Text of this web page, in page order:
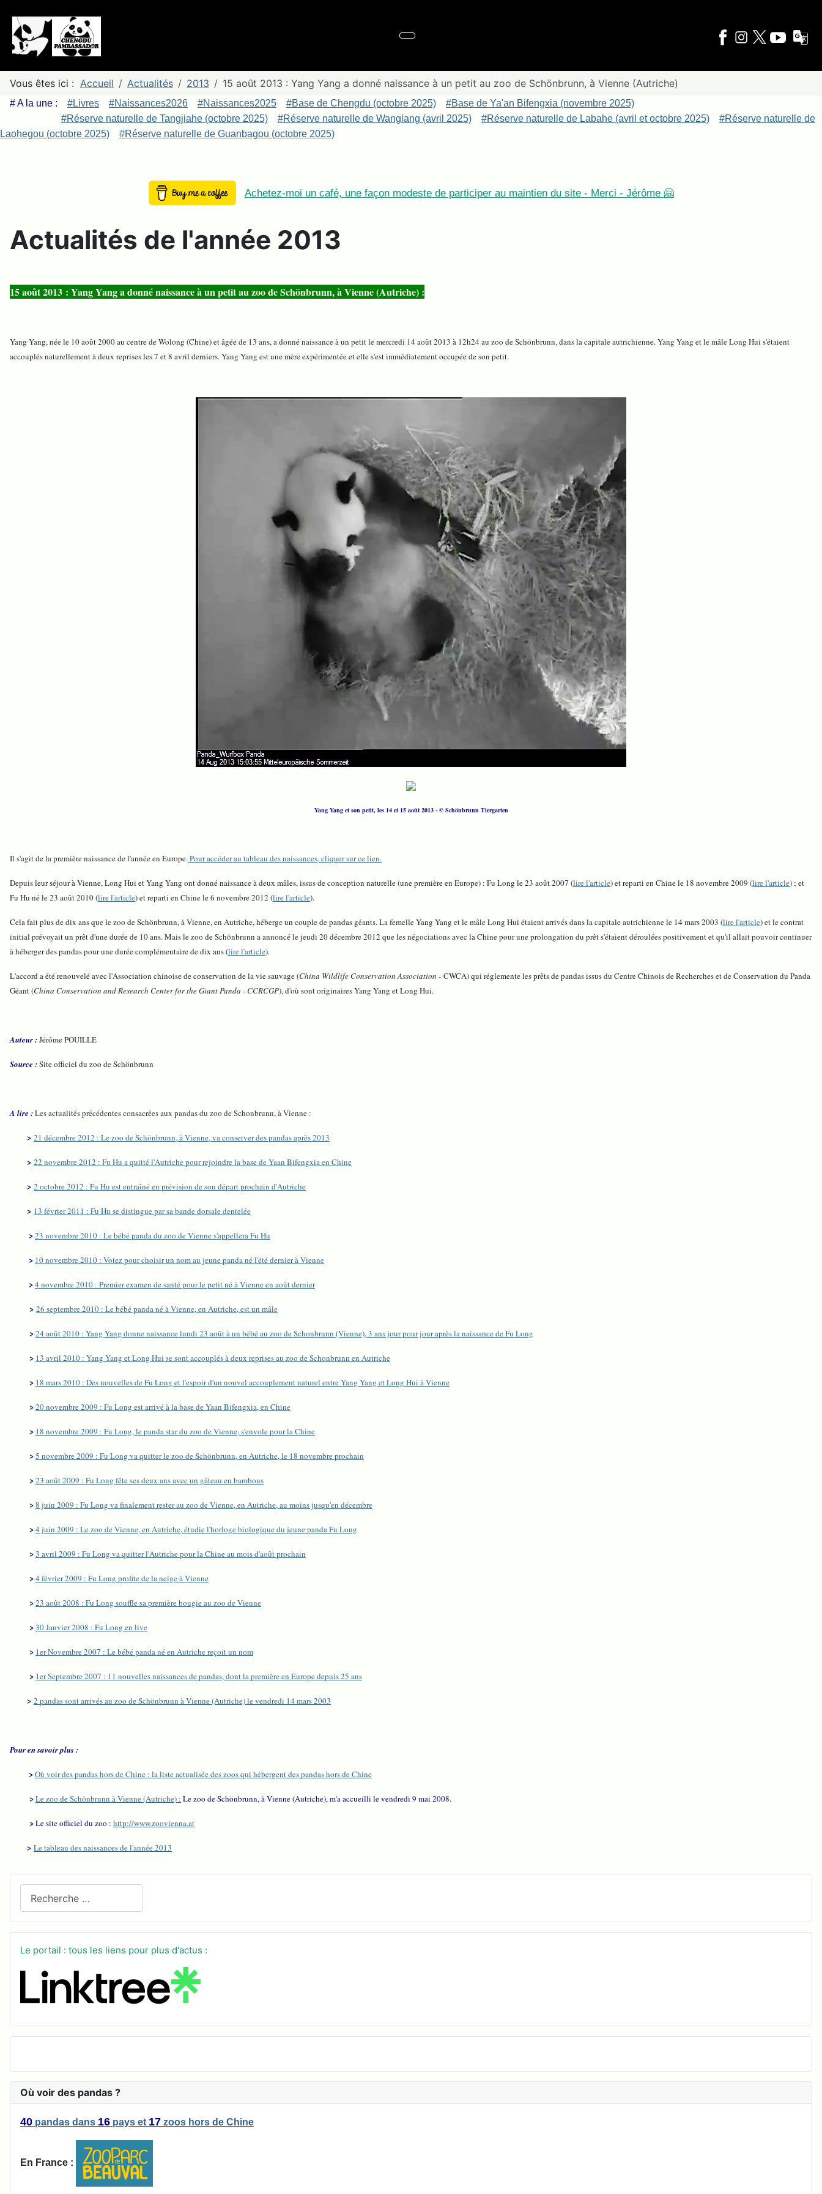
Vous êtes ici : Accueil Actualités 2013 15 août 2013 : Yang Yang a donné naissance à un petit au zoo de Schönbrunn, à Vienne (Autriche)
# A la une : #Livres #Naissances2026 #Naissances2025 #Base de Chengdu (octobre 2025)
#Base de Ya'an Bifengxia (novembre 2025)
#Réserve naturelle de Tangjiahe (octobre 2025)
#Réserve naturelle de Wanglang (avril 2025) #Réserve naturelle de Labahe (avril et octobre 2025)
#Réserve naturelle de
Laohegou (octobre 2025)
#Réserve naturelle de Guanbagou (octobre 2025)
Le portail : tous les liens pour plus d'actus :
Où voir des pandas ?
40 pandas dans 16 pays et 17 zoos hors de Chine
En France :
Achetez-moi un café, une façon modeste de participer au maintien du site - Merci - Jérôme 🤗
Actualités de l'année 2013
15 août 2013 : Yang Yang a donné naissance à un petit au zoo de Schönbrunn, à Vienne (Autriche) :
Yang Yang, née le 10 août 2000 au centre de Wolong (Chine) et âgée de 13 ans, a donné naissance à un petit le mercredi 14 août 2013 à 12h24 au zoo de Schönbrunn, dans la capitale autrichienne. Yang Yang et le mâle Long Hui s'étaient
accouplés naturellement à deux reprises les 7 et 8 avril derniers. Yang Yang est une mère expérimentée et elle s'est immédiatement occupée de son petit.
Yang Yang et son petit, les 14 et 15 août 2013 - © Schönbrunn Tiergarten
Il s'agit de la première naissance de l'année en Europe.Pour accéder au tableau des naissances, cliquer sur ce lien.
Depuis leur séjour à Vienne, Long Hui et Yang Yang ont donné naissance à deux mâles, issus de conception naturelle (une première en Europe) : Fu Long le 23 août 2007 (lire l'article) et reparti en Chine le 18 novembre 2009 (lire l'article) ; et
Fu Hu né le 23 août 2010 (lire l'article) et reparti en Chine le 6 novembre 2012 (lire l'article).
Cela fait plus de dix ans que le zoo de Schönbrunn, à Vienne, en Autriche, héberge un couple de pandas géants. La femelle Yang Yang et le mâle Long Hui étaient arrivés dans la capitale autrichienne le 14 mars 2003 (lire l'article) et le contrat
initial prévoyait un prêt d'une durée de 10 ans. Mais le zoo de Schönbrunn a annoncé le jeudi 20 décembre 2012 que les négociations avec la Chine pour une prolongation du prêt s'étaient déroulées positivement et qu'il allait pouvoir continuer
à héberger des pandas pour une durée complémentaire de dix ans (lire l'article).
L'accord a été renouvelé avec l'Association chinoise de conservation de la vie sauvage (China Wildlife Conservation Association - CWCA) qui réglemente les prêts de pandas issus du Centre Chinois de Recherches et de Conservation du Panda
Géant (China Conservation and Research Center for the Giant Panda - CCRCGP), d'où sont originaires Yang Yang et Long Hui.
Auteur :Jérôme POUILLE
Source :Site officiel du zoo de Schönbrunn
A lire :Les actualités précédentes consacrées aux pandas du zoo de Schonbrunn, à Vienne :
> 21 décembre 2012 : Le zoo de Schönbrunn, à Vienne, va conserver des pandas après 2013
> 22 novembre 2012 : Fu Hu a quitté l'Autriche pour rejoindre la base de Yaan Bifengxia en Chine
> 2 octobre 2012 : Fu Hu est entraîné en prévision de son départ prochain d'Autriche
> 13 février 2011 : Fu Hu se distingue par sa bande dorsale dentelée
>23 novembre 2010 : Le bébé panda du zoo de Vienne s'appellera Fu Hu
> 10 novembre 2010 : Votez pour choisir un nom au jeune panda né l'été dernier à Vienne
>4 novembre 2010 : Premier examen de santé pour le petit né à Vienne en août dernier
> 26 septembre 2010 : Le bébé panda né à Vienne, en Autriche, est un mâle
>24 août 2010 : Yang Yang donne naissance lundi 23 août à un bébé au zoo de Schonbrunn (Vienne), 3 ans jour pour jour après la naissance de Fu Long
> 13 avril 2010 : Yang Yang et Long Hui se sont accouplés à deux reprises au zoo de Schonbrunn en Autriche
> 18 mars 2010 : Des nouvelles de Fu Long et l'espoir d'un nouvel accouplement naturel entre Yang Yang et Long Hui à Vienne
>20 novembre 2009 : Fu Long est arrivé à la base de Yaan Bifengxia, en Chine
> 18 novembre 2009 : Fu Long, le panda star du zoo de Vienne, s'envole pour la Chine
>5 novembre 2009 : Fu Long va quitter le zoo de Schönbrunn, en Autriche, le 18 novembre prochain
>23 août 2009 : Fu Long fête ses deux ans avec un gâteau en bambous
>8 juin 2009 : Fu Long va finalement rester au zoo de Vienne, en Autriche, au moins jusqu'en décembre
>4 juin 2009 : Le zoo de Vienne, en Autriche, étudie l'horloge biologique du jeune panda Fu Long
>3 avril 2009 : Fu Long va quitter l'Autriche pour la Chine au mois d'août prochain
>4 février 2009 : Fu Long profite de la neige à Vienne
>23 août 2008 : Fu Long souffle sa première bougie au zoo de Vienne
>30 Janvier 2008 : Fu Long en live
> 1er Novembre 2007 : Le bébé panda né en Autriche reçoit un nom
> 1er Septembre 2007 : 11 nouvelles naissances de pandas, dont la première en Europe depuis 25 ans
> 2 pandas sont arrivés au zoo de Schönbrunn à Vienne (Autriche) le vendredi 14 mars 2003
Pour en savoir plus :
>Où voir des pandas hors de Chine : la liste actualisée des zoos qui hébergent des pandas hors de Chine
>Le zoo de Schönbrunn à Vienne (Autriche) : Le zoo de Schönbrunn, à Vienne (Autriche), m'a accueilli le vendredi 9 mai 2008.
>Le site officiel du zoo : http://www.zoovienna.at
> Le tableau des naissances de l'année 2013